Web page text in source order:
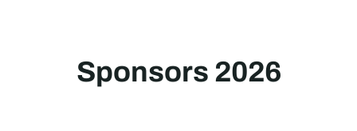
Sponsors 2026